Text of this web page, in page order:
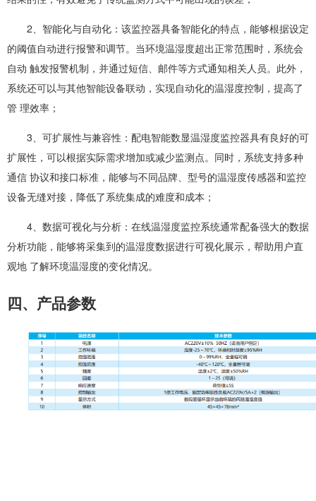
2、智能化与自动化：该监控器具备智能化的特点，能够根据设定
的阈值自动进行报警和调节。当环境温湿度超出正常范围时，系统会
自动 触发报警机制，并通过短信、邮件等方式通知相关人员。此外，
系统还可以与其他智能设备联动，实现自动化的温湿度控制，提高了
管 理效率；
3、可扩展性与兼容性：配电智能数显温湿度监控器具有良好的可
扩展性，可以根据实际需求增加或减少监测点。同时，系统支持多种
通信 协议和接口标准，能够与不同品牌、型号的温湿度传感器和监控
设备无缝对接，降低了系统集成的难度和成本；
4、数据可视化与分析：在线温湿度监控系统通常配备强大的数据
分析功能，能够将采集到的温湿度数据进行可视化展示，帮助用户直
观地 了解环境温湿度的变化情况。
四、产品参数